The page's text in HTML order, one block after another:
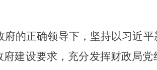
府的正确领导下，坚持以习近
建设要求，充分发挥财政局